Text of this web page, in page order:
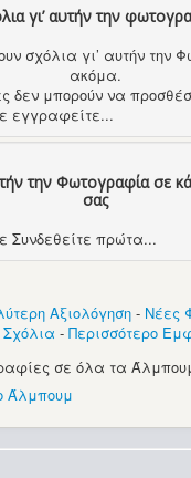
γι’ αυτήν την
σχόλια γι’ αυτήν την
ακόμα.
δεν μπορούν να
εγγραφείτε...
την Φωτογραφία σε
σας
Συνδεθείτε πρώτα...
Αξιολόγηση - Νέες
- Περισσότερο
σε όλα τα
Άλμπουμ